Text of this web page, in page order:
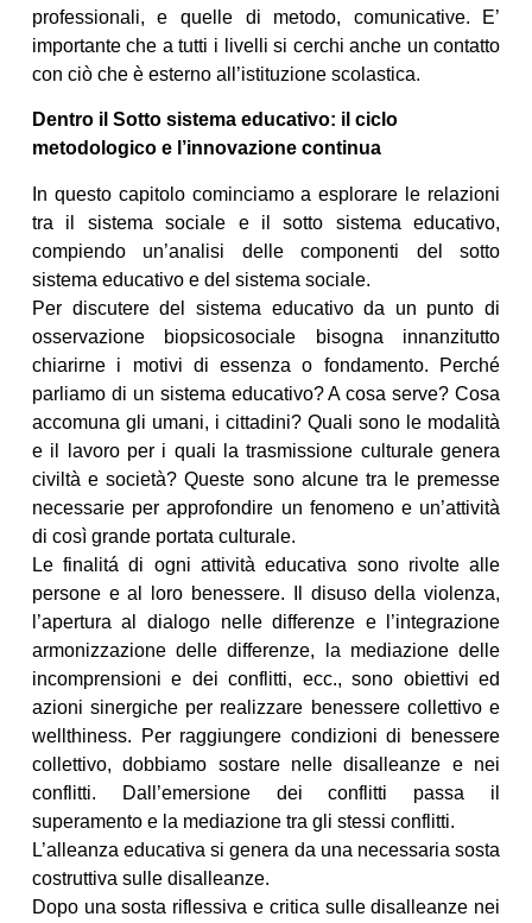
professionali, e quelle di metodo, comunicative. E’
importante che a tutti i livelli si cerchi anche un contatto
con ciò che è esterno all’istituzione scolastica.
Dentro il Sotto sistema educativo: il ciclo
metodologico e l’innovazione continua
In questo capitolo cominciamo a esplorare le relazioni
tra il sistema sociale e il sotto sistema educativo,
compiendo un’analisi delle componenti del sotto
sistema educativo e del sistema sociale.
Per discutere del sistema educativo da un punto di
osservazione biopsicosociale bisogna innanzitutto
chiarirne i motivi di essenza o fondamento. Perché
parliamo di un sistema educativo? A cosa serve? Cosa
accomuna gli umani, i cittadini? Quali sono le modalità
e il lavoro per i quali la trasmissione culturale genera
civiltà e società? Queste sono alcune tra le premesse
necessarie per approfondire un fenomeno e un’attività
di così grande portata culturale.
Le finalitá di ogni attività educativa sono rivolte alle
persone e al loro benessere. Il disuso della violenza,
l’apertura al dialogo nelle differenze e l’integrazione
armonizzazione delle differenze, la mediazione delle
incomprensioni e dei conflitti, ecc., sono obiettivi ed
azioni sinergiche per realizzare benessere collettivo e
wellthiness. Per raggiungere condizioni di benessere
collettivo, dobbiamo sostare nelle disalleanze e nei
conflitti. Dall’emersione dei conflitti passa il
superamento e la mediazione tra gli stessi conflitti.
L’alleanza educativa si genera da una necessaria sosta
costruttiva sulle disalleanze.
Dopo una sosta riflessiva e critica sulle disalleanze nei